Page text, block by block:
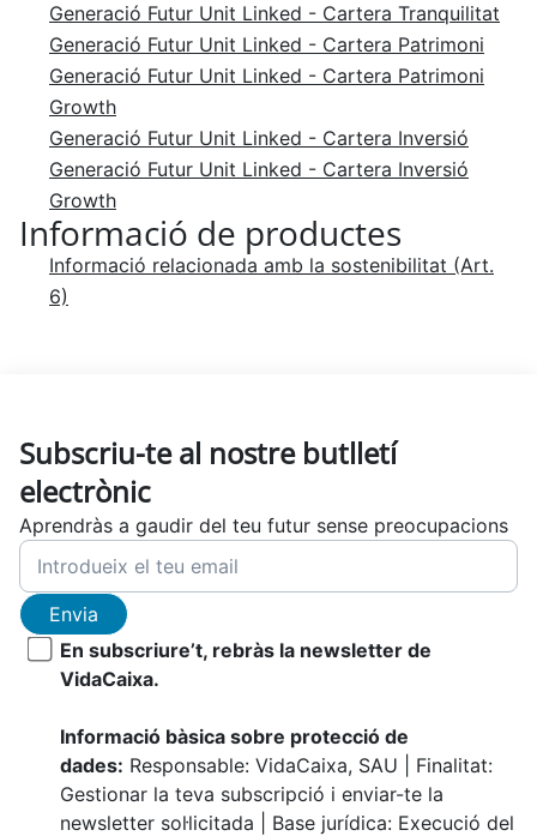
Generació Futur Unit Linked - Cartera Tranquilitat
Generació Futur Unit Linked - Cartera Patrimoni
Generació Futur Unit Linked - Cartera Patrimoni
Growth
Generació Futur Unit Linked - Cartera Inversió
Generació Futur Unit Linked - Cartera Inversió
Growth
Informació de productes
Informació relacionada amb la sostenibilitat (Art.
6)
Subscriu-te al nostre butlletí
electrònic
Aprendràs a gaudir del teu futur sense preocupacions
Envia
En subscriure’t, rebràs la newsletter de
VidaCaixa.
Informació bàsica sobre protecció de
dades: Responsable: VidaCaixa, SAU | Finalitat:
Gestionar la teva subscripció i enviar-te la
newsletter sol·licitada | Base jurídica: Execució del